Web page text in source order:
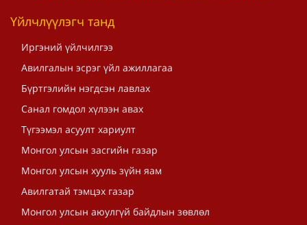
Үйлчлүүлэгч танд
Иргэний үйлчилгээ
Авилгалын эсрэг үйл ажиллагаа
Бүртгэлийн нэгдсэн лавлах
Санал гомдол хүлээн авах
Түгээмэл асуулт хариулт
Монгол улсын засгийн газар
Монгол улсын хууль зүйн яам
Авилгатай тэмцэх газар
Монгол улсын аюулгүй байдлын зөвлөл